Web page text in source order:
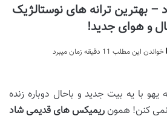
بهترین ترانه های نوستالژیک
و هوای جدید!
خواندن این مطلب 11 دقیقه زمان میبرد
با یه بیت جدید و باحال دوباره زنده
کنن! همون ریمیکس های قدیمی شاد